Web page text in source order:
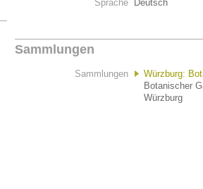
Sprache
Deutsch
Sammlungen
Sammlungen
Würzburg:
Botanischer
Würzburg